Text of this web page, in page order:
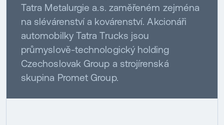
Tatra Metalurgie a.s. zaměřeném zejména
na slévárenství a kovárenství. Akcionáři
automobilky Tatra Trucks jsou
průmyslově-technologický holding
Czechoslovak Group a strojírenská
skupina Promet Group.